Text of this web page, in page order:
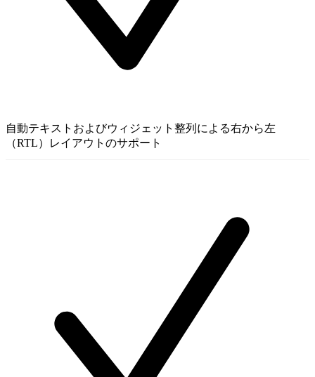
自動テキストおよびウィジェット整列による右から左
（RTL）レイアウトのサポート